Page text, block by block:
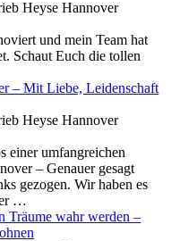
und mein Team hat
Schaut Euch die tollen
– Mit Liebe, Leidenschaft
einer umfangreichen
– Genauer gesagt
gezogen. Wir haben es
…
Träume wahr werden –